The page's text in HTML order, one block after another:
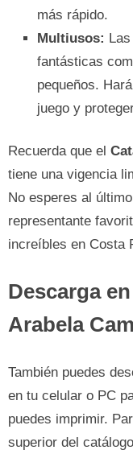
más rápido.
Multiusos:
fantásticas
pequeños.
juego y
Recuerda que el
tiene una vigencia
No esperes al
representante
increíbles en Costa
Descarga
Arabela
También puedes
en tu celular o PC
puedes imprimir.
superior del